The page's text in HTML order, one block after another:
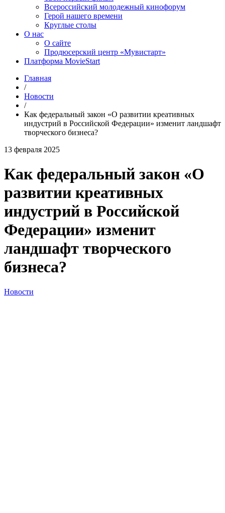
Всероссийский молодежный кинофорум
Герой нашего времени
Круглые столы
О нас
О сайте
Продюсерский центр «Мувистарт»
Платформа MovieStart
Главная
/
Новости
/
Как федеральный закон «О развитии креативных
индустрий в Российской Федерации» изменит ландшафт
творческого бизнеса?
13 февраля 2025
Как федеральный закон «О
развитии креативных
индустрий в Российской
Федерации» изменит
ландшафт творческого
бизнеса?
Новости